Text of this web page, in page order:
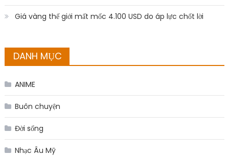
Giá vàng thế giới mất mốc 4.100 USD do áp lực chốt lời
DANH MỤC
ANIME
Buôn chuyện
Đời sống
Nhạc Âu Mỹ